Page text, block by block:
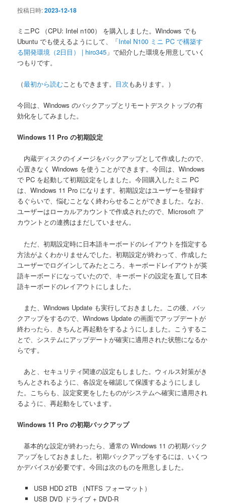
投稿日時:2023-12-18
ミニPC （CPU: Intel n100） を購入しました。Windows でも
Ubuntu でも使えるようにして、「Intel N100 ミニ PC で構築す
る開発環境（2日目） | hiro345 」で紹介した環境を用意していく
つもりです。
（最初から読むこともできます。 目次もあります。）
今回は、Windows のバックアップとリモートデスクトップの有
効化をしてみました。
Windows 11 Pro の初期設定
内蔵ディスクのイメージをバックアップとして作成したので、
心置きなく Windows を使うことができます。今回は、Windows
で PC を起動して初期設定をしました。今回購入したミニ PC
は、Windows 11 Pro になります。初期設定はユーザーを登録す
るぐらいで、悩むことなく終わらせることができました。なお、
ユーザーはローカルアカウントで作成されたので、Microsoft ア
カウントとの連携はまだしていません。
ただ、初期設定時に日本語キーボードのレイアウトを指定する
方法がよくわかりませんでした。初期設定が終わって、作成した
ユーザーでログインしてみたところ、キーボードレイアウトが英
語キーボードになっていたので、キーボードの設定を直して日本
語キーボードのレイアウトにしました。
また、Windows Update も実行しておきました。この後、バッ
クアップをするので、Windows Update の画面でアップデートが
終わったら、きちんと再起動をするようにしました。こうするこ
とで、システムにアップデートが確実に適用された状態になるか
らです。
あと、セキュリティ関連の設定もしました。ウィルス対策がき
ちんとされるように、各設定を確認して保護するようにしまし
た。こちらも、設定変更をしたものがシステムへ確実に適用され
るように、再起動をしています。
Windows 11 Pro の初期バックアップ
基本的な設定が終わったら、通常の Windows 11 の初期バック
アップをしておきました。初期バックアップをするには、いくつ
かデバイスが必要です。今回は次のものを用意しました。
USB HDD 2TB （NTFS フォーマット）
USB DVD ドライブ + DVD-R